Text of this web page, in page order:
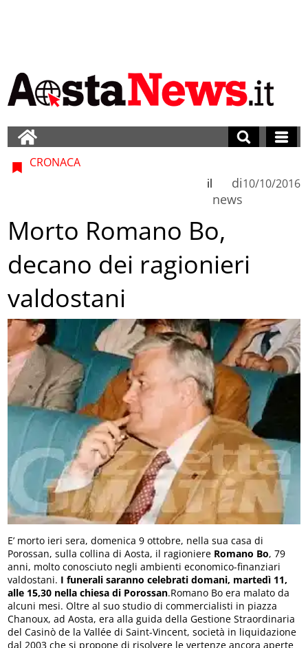
CRONACA
di
news
il 10/10/2016
Morto Romano Bo,
decano dei ragionieri
valdostani
E’ morto ieri sera, domenica 9 ottobre, nella sua casa di
Porossan, sulla collina di Aosta, il ragioniere Romano Bo, 79
anni, molto conosciuto negli ambienti economico-finanziari
valdostani. I funerali saranno celebrati domani, martedì 11,
alle 15,30 nella chiesa di Porossan.Romano Bo era malato da
alcuni mesi. Oltre al suo studio di commercialisti in piazza
Chanoux, ad Aosta, era alla guida della Gestione Straordinaria
del Casinò de la Vallée di Saint-Vincent, società in liquidazione
dal 2003 che si propone di risolvere le vertenze ancora aperte